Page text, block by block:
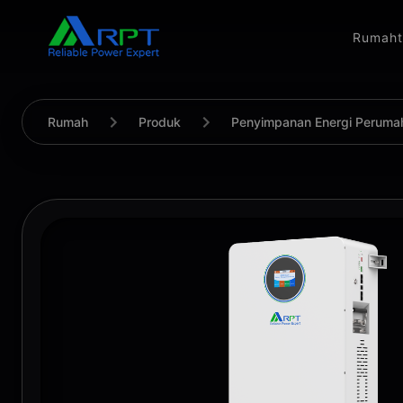
Rumah
Rumah Produk Penyimpanan Energi